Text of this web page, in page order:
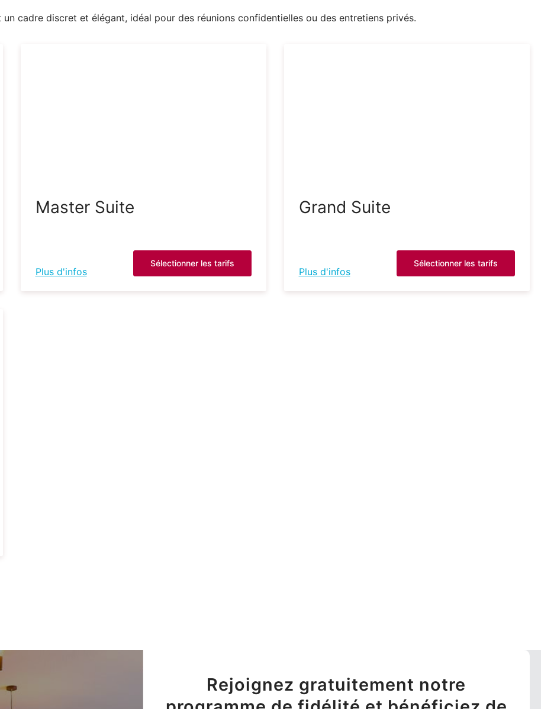
cadre discret et élégant, idéal pour des réunions confidentielles ou des entretiens privés.
Master Suite
Plus d'infos
Sélectionner les tarifs
Grand Suite
Plus d'infos
Sélectionner les tarifs
Rejoignez gratuitement notre